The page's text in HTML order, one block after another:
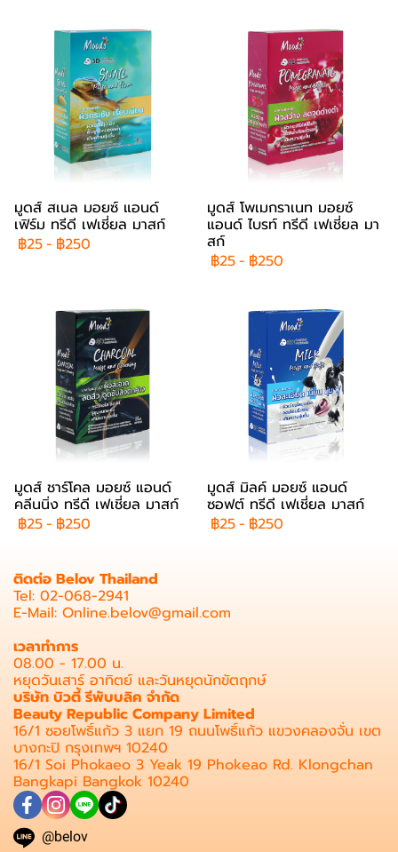
มูดส์ สเนล มอยซ์ แอนด์
เฟิร์ม ทรีดี เฟเชี่ยล มาสก์
฿25- ฿250
มูดส์ โพเมกราเนท มอยซ์
แอนด์ ไบรท์ ทรีดี เฟเชี่ยล มา
สก์
฿25- ฿250
มูดส์ ชาร์โคล มอยซ์ แอนด์
คลีนนิ่ง ทรีดี เฟเชี่ยล มาสก์
฿25- ฿250
มูดส์ มิลค์ มอยซ์ แอนด์
ซอฟต์ ทรีดี เฟเชี่ยล มาสก์
฿25- ฿250
ติดต่อ Belov Thailand
Tel: 02-068-2941
E-Mail: Online.belov@gmail.com
เวลาทำการ
08.00 - 17.00 น.
หยุดวันเสาร์ อาทิตย์ และวันหยุดนักขัตฤกษ์
บริษัท บิวตี้ รีพับบลิค จำกัด
Beauty Republic Company Limited
16/1 ซอยโพธิ์แก้ว 3 แยก 19 ถนนโพธิ์แก้ว แขวงคลองจั่น เขต
บางกะปิ กรุงเทพฯ 10240
16/1 Soi Phokaeo 3 Yeak 19 Phokeao Rd. Klongchan
Bangkapi Bangkok 10240
@belov